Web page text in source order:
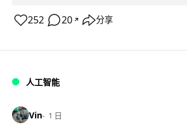
252 20 ↗ 分享
人工智能
Vin 1 日